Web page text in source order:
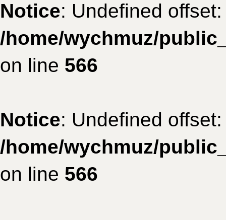
Notice: Undefined
/home/wychmuz/
on line 566
Notice: Undefined
/home/wychmuz/
on line 566